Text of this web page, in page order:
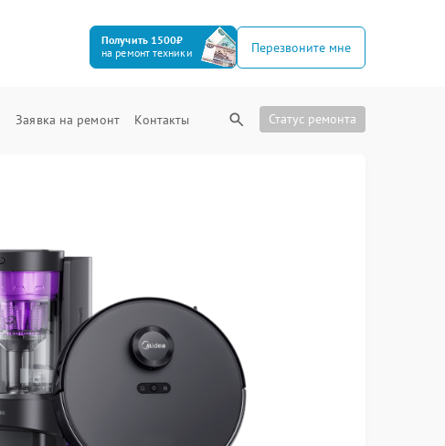
Получить 1500₽
на ремонт техники
Перезвоните мне
Заявка на ремонт Контакты Статус ремонта